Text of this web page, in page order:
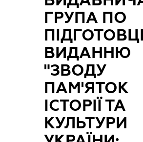
ГРУПА ПО
ПІДГОТОВЦІ
ВИДАННЮ
"ЗВОДУ
ПАМ'ЯТОК
ІСТОРІЇ ТА
КУЛЬТУРИ